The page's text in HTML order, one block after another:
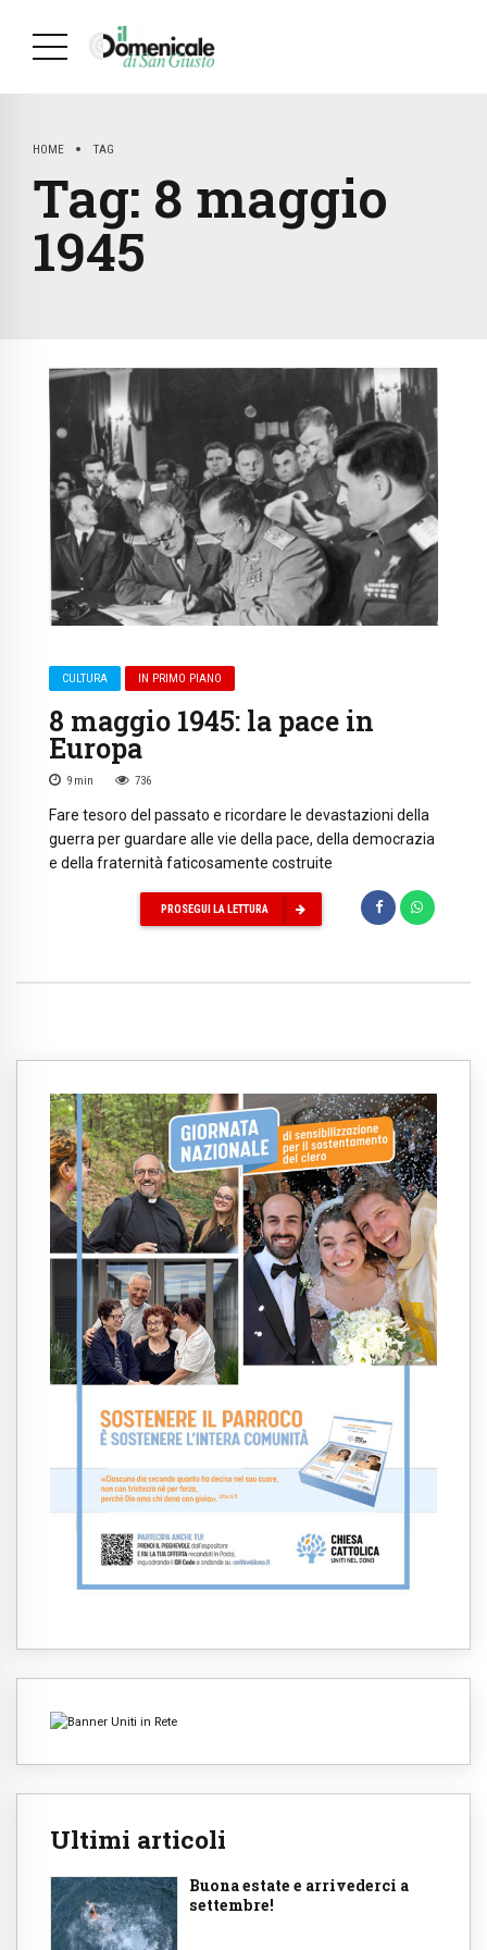
HOME TAG
Tag: 8 maggio
1945
CULTURA IN PRIMO PIANO
8 maggio 1945: la pace in
Europa
9 min 736
Fare tesoro del passato e ricordare le devastazioni della
guerra per guardare alle vie della pace, della democrazia
e della fraternità faticosamente costruite
PROSEGUI LA LETTURA
Ultimi articoli
Buona estate e arrivederci a
settembre!